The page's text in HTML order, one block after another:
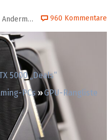
5000 „Deals“
PCs
GPU-Rangliste
960 Kommentare